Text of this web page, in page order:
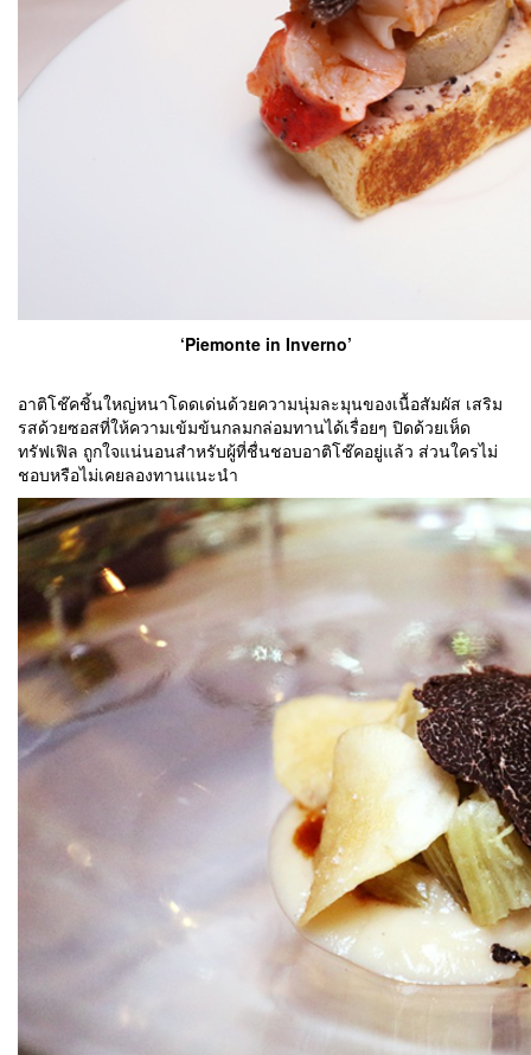
‘Piemonte in Inverno’
อาติโช๊คชิ้นใหญ่หนาโดดเด่นด้วยความนุ่มละมุนของเนื้อสัมผัส เสริม
รสด้วยซอสที่ให้ความเข้มข้นกลมกล่อมทานได้เรื่อยๆ ปิดด้วยเห็ด
ทรัฟเฟิล ถูกใจแน่นอนสำหรับผู้ที่ชื่นชอบอาติโช๊คอยู่แล้ว ส่วนใครไม่
ชอบหรือไม่เคยลองทานแนะนำ